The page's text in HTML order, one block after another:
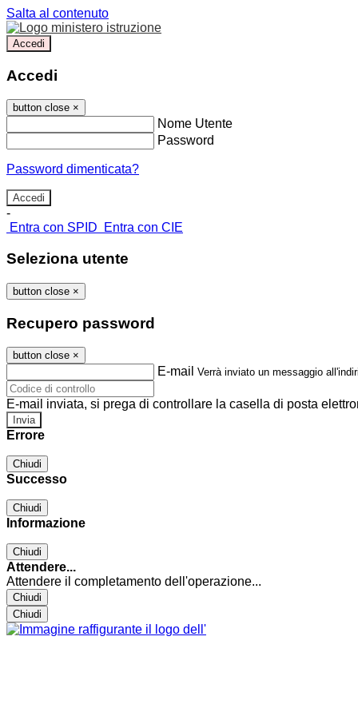
Salta al contenuto
Accedi
Accedi
button close ×
Nome Utente
Password
Password dimenticata?
-
Entra con SPID
Entra con CIE
Seleziona utente
button close ×
Recupero password
button close ×
E-mail Verrà inviato un messaggio
E-mail inviata, si prega di controllare la casella di posta
Errore
Chiudi
Successo
Chiudi
Informazione
Chiudi
Attendere...
Attendere il completamento dell'operazione...
Chiudi
Chiudi